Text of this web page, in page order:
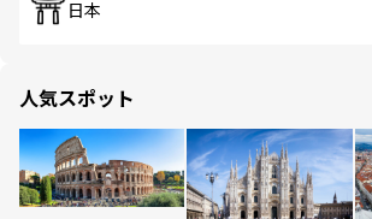
日本
人気スポット